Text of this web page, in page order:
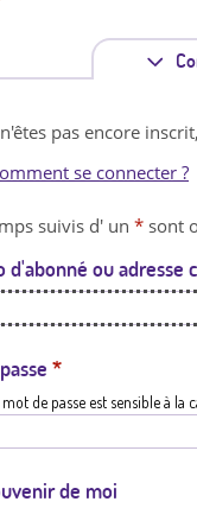
pas encore
se connecter ?
suivis d' un * sont
d'abonné ou adresse
*
de passe est sensible à la
de moi